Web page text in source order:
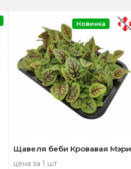
Щавеля беби Кровавая Мэри
цена за 1 шт
Новинка